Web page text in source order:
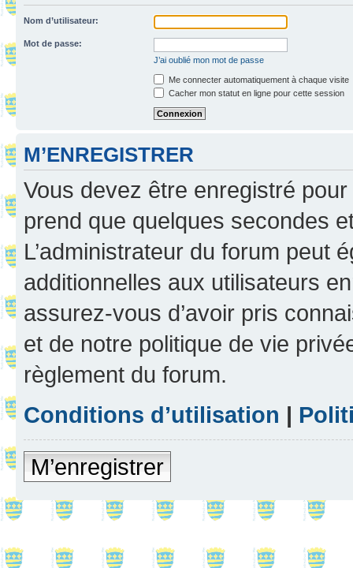
Nom d’utilisateur:
Mot de passe:
J’ai oublié mon mot de passe
Me connecter automatiquement à chaque visite
Cacher mon statut en ligne pour cette session
M’ENREGISTRER
Vous devez être enregistré
prend que quelques secondes
L’administrateur du forum peut
additionnelles aux utilisateurs
assurez-vous d’avoir pris
et de notre politique de vie
règlement du forum.
Conditions d’utilisation |
M’enregistrer